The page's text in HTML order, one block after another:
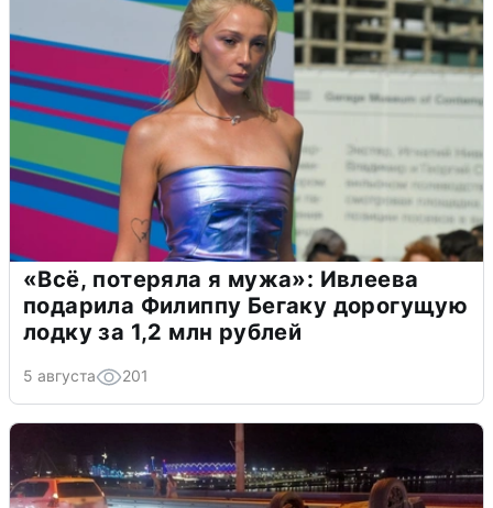
«Всё, потеряла я мужа»: Ивлеева
подарила Филиппу Бегаку дорогущую
лодку за 1,2 млн рублей
5 августа 201